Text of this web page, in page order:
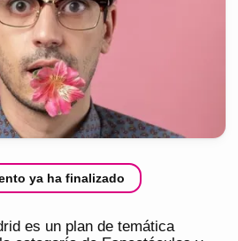
ya ha finalizado
es un plan de temática